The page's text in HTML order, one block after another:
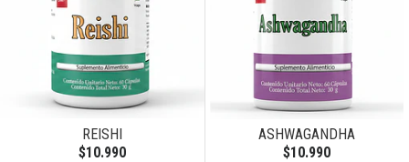
REISHI
$10.990
ASHWAGANDHA
$10.990